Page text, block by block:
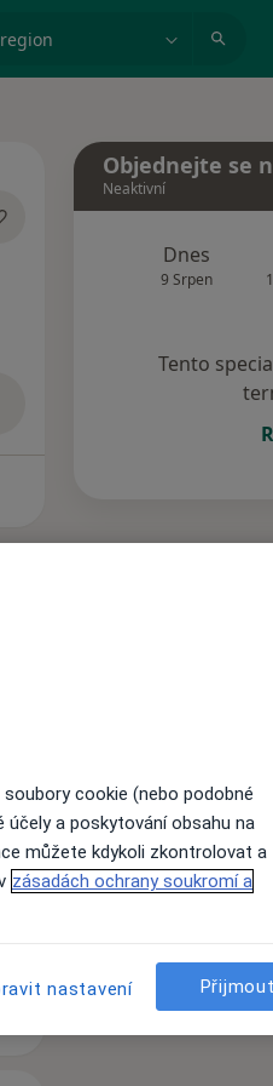
Objednejte se
Neaktivní
Dnes
9 Srpen
Tento
cookie (nebo podobné
a poskytování obsahu na
můžete kdykoli zkontrolovat a
zásadách ochrany soukromí a
nastavení Přijmout